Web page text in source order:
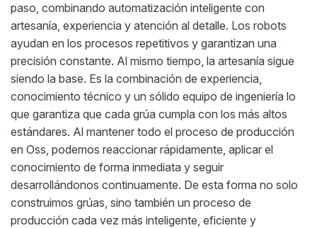
paso, combinando automatización inteligente con
artesanía, experiencia y atención al detalle. Los robots
ayudan en los procesos repetitivos y garantizan una
precisión constante. Al mismo tiempo, la artesanía sigue
siendo la base. Es la combinación de experiencia,
conocimiento técnico y un sólido equipo de ingeniería lo
que garantiza que cada grúa cumpla con los más altos
estándares. Al mantener todo el proceso de producción
en Oss, podemos reaccionar rápidamente, aplicar el
conocimiento de forma inmediata y seguir
desarrollándonos continuamente. De esta forma no solo
construimos grúas, sino también un proceso de
producción cada vez más inteligente, eficiente y